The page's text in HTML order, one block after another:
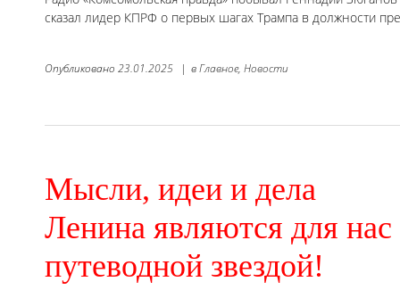
сказал лидер КПРФ о первых шагах Трампа в должности
Опубликовано 23.01.2025 | вГлавное, Новости
Мысли, идеи и дела
Ленина являются для нас
путеводной звездой!